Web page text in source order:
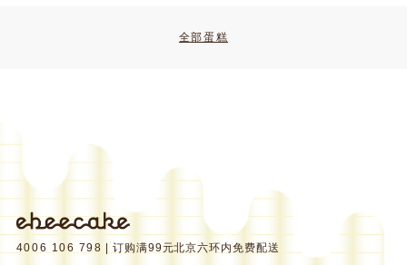
全部蛋糕
4006 106 798 | 订购满99元北京六环内免费配送